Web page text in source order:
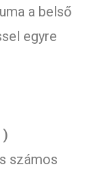
a belső
egyre
)
számos